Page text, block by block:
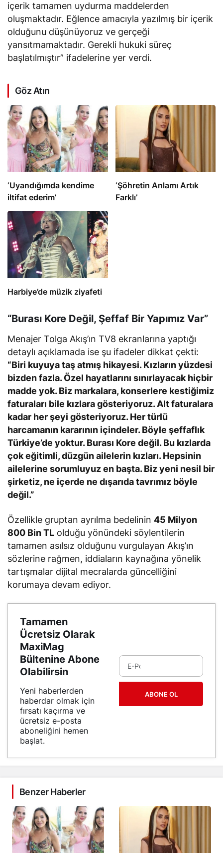
içerik tamamen uydurma maddelerden
oluşmaktadır. Eğlence amacıyla yazılmış bir içerik
olduğunu düşünüyoruz ve gerçeği
yansıtmamaktadır. Gerekli hukuki süreç
başlatılmıştır” ifadelerine yer verdi.
Göz Atın
‘Uyandığımda kendime
iltifat ederim’
‘Şöhretin Anlamı Artık
Farklı’
Harbiye’de müzik ziyafeti
“Burası Kore Değil, Şeffaf Bir Yapımız Var”
Menajer Tolga Akış’ın TV8 ekranlarına yaptığı
detaylı açıklamada ise şu ifadeler dikkat çekti:
“Biri kuyuya taş atmış hikayesi. Kızların yüzdesi
bizden fazla. Özel hayatlarını sınırlayacak hiçbir
madde yok. Biz markalara, konserlere kestiğimiz
faturaları bile kızlara gösteriyoruz. Alt faturalara
kadar her şeyi gösteriyoruz. Her türlü
harcamanın kararının içindeler. Böyle şeffaflık
Türkiye’de yoktur. Burası Kore değil. Bu kızlarda
çok eğitimli, düzgün ailelerin kızları. Hepsinin
ailelerine sorumluyuz en başta. Biz yeni nesil bir
şirketiz, ne içerde ne dışarıda tavrımız böyle
değil.”
Özellikle gruptan ayrılma bedelinin45 Milyon
800 Bin TL olduğu yönündeki söylentilerin
tamamen asılsız olduğunu vurgulayan Akış’ın
sözlerine rağmen, iddiaların kaynağına yönelik
tartışmalar dijital mecralarda güncelliğini
korumaya devam ediyor.
Tamamen
Ücretsiz Olarak
MaxiMag
Bültenine Abone
Olabilirsin
Yeni haberlerden
haberdar olmak için
fırsatı kaçırma ve
ücretsiz e-posta
aboneliğini hemen
başlat.
ABONE OL
Benzer Haberler